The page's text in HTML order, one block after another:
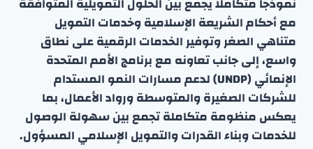
مع أحكام الشريعة الإسلامية وخدمات التمويل
متناهي الصغر وتوفير الخدمات الرقمية على نطاق
واسع، إلى جانب تعاونه مع برنامج الأمم المتحدة
الإنمائي (UNDP) لدعم مسارات النمو المستدام
للشركات الصغيرة والمتوسطة ورواد الأعمال، بما
يعكس منظومة متكاملة تجمع بين سهولة الوصول
للخدمات وبناء القدرات والتمويل الإسلامي المسؤول.